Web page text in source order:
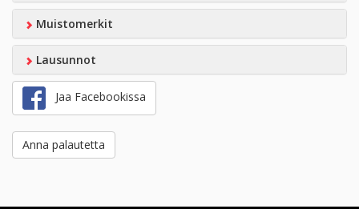
Muistomerkit
Lausunnot
Jaa Facebookissa
Anna palautetta